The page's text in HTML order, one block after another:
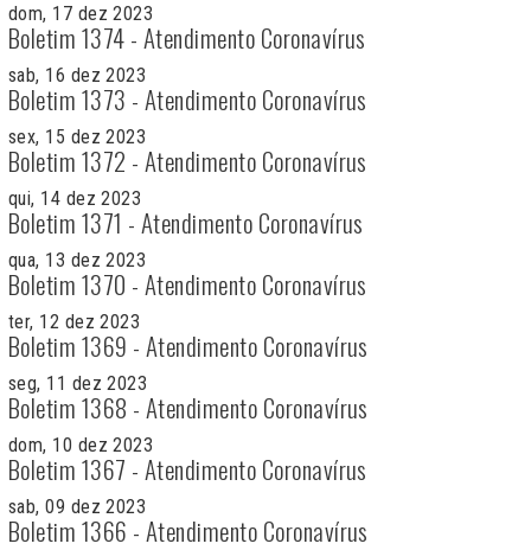
dom, 17 dez 2023
Boletim 1374 - Atendimento Coronavírus
sab, 16 dez 2023
Boletim 1373 - Atendimento Coronavírus
sex, 15 dez 2023
Boletim 1372 - Atendimento Coronavírus
qui, 14 dez 2023
Boletim 1371 - Atendimento Coronavírus
qua, 13 dez 2023
Boletim 1370 - Atendimento Coronavírus
ter, 12 dez 2023
Boletim 1369 - Atendimento Coronavírus
seg, 11 dez 2023
Boletim 1368 - Atendimento Coronavírus
dom, 10 dez 2023
Boletim 1367 - Atendimento Coronavírus
sab, 09 dez 2023
Boletim 1366 - Atendimento Coronavírus